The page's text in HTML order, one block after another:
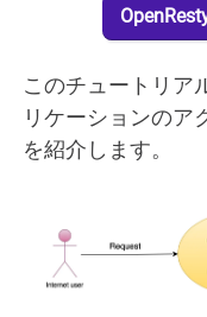
このチュートリア
リケーションのア
を紹介します。